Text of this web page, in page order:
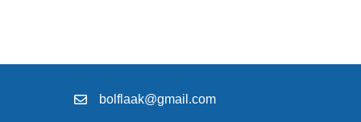
bolflaak@gmail.com